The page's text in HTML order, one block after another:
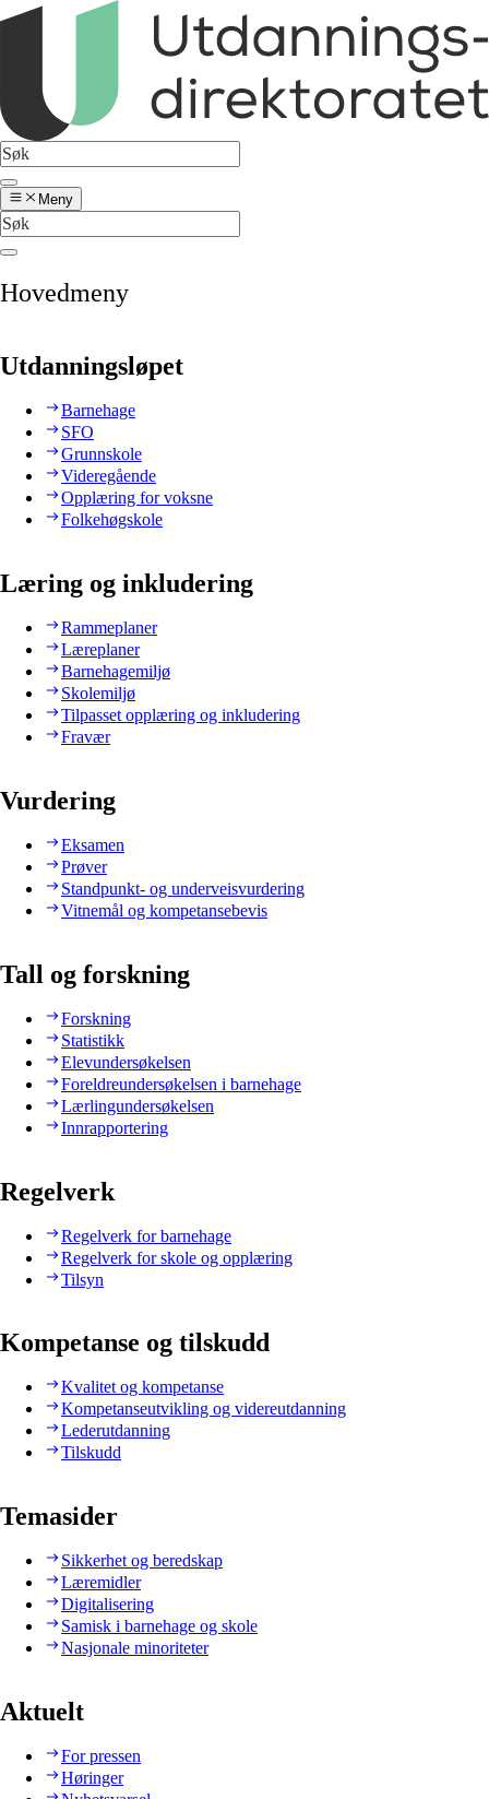
Meny
Hovedmeny
Utdanningsløpet
Barnehage
SFO
Grunnskole
Videregående
Opplæring for voksne
Folkehøgskole
Læring og inkludering
Rammeplaner
Læreplaner
Barnehagemiljø
Skolemiljø
Tilpasset opplæring og inkludering
Fravær
Vurdering
Eksamen
Prøver
Standpunkt- og underveisvurdering
Vitnemål og kompetansebevis
Tall og forskning
Forskning
Statistikk
Elevundersøkelsen
Foreldreundersøkelsen i barnehage
Lærlingundersøkelsen
Innrapportering
Regelverk
Regelverk for barnehage
Regelverk for skole og opplæring
Tilsyn
Kompetanse og tilskudd
Kvalitet og kompetanse
Kompetanseutvikling og videreutdanning
Lederutdanning
Tilskudd
Temasider
Sikkerhet og beredskap
Læremidler
Digitalisering
Samisk i barnehage og skole
Nasjonale minoriteter
Aktuelt
For pressen
Høringer